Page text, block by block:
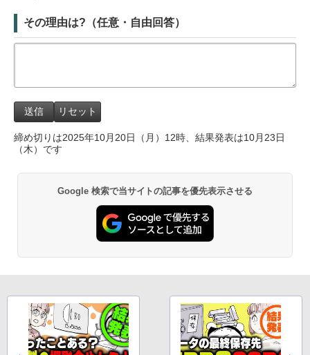
その理由は?（任意・自由回答）
締め切りは2025年10月20日（月）12時、結果発表は10月23日
（木）です
Google 検索で当サイトの記事を優先表示させる